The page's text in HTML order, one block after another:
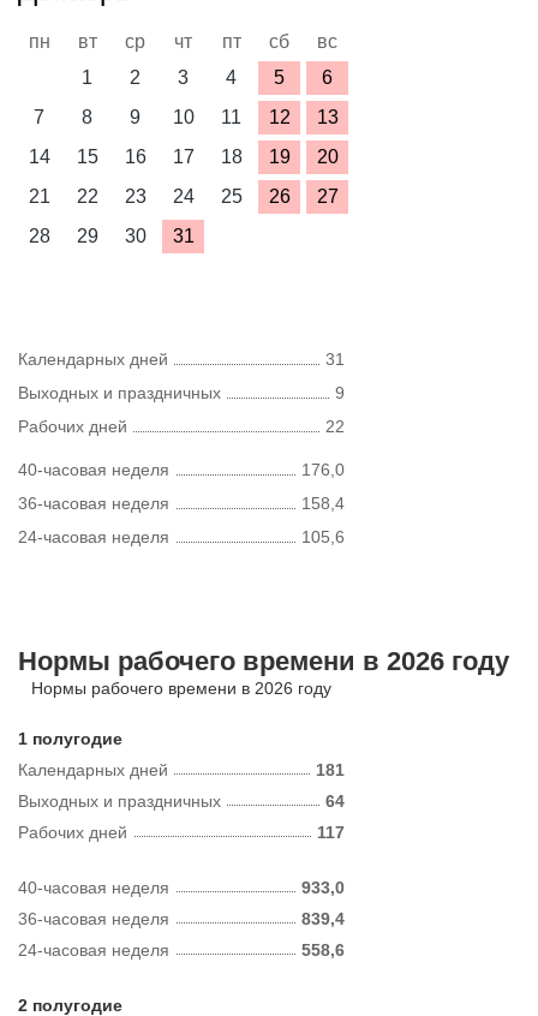
пн вт ср чт пт сб
вс
1
2 3 4 5
6
7
8 9 10 11 12
13
14
15 16 17 18 19
20
21
22 23 24 25 26
27
28
29 30 31
Календарных дней
31
Выходных и праздничных
9
Рабочих дней
22
40-часовая неделя
176,0
36-часовая неделя
158,4
24-часовая неделя
105,6
Нормы рабочего времени в 2026 году
Нормы рабочего времени в 2026 году
1 полугодие
Календарных дней
181
Рабочих дней 117
Выходных и праздничных 64
40-часовая неделя
933,0
36-часовая неделя
839,4
24-часовая неделя
558,6
2 полугодие